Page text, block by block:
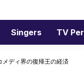
Singers TV
メディ界の復帰王の経済